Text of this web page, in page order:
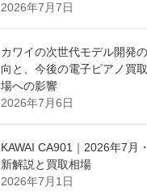
2026年7月7日
カワイの次世代モデル開発
向と、今後の電子ピアノ買
場への影響
2026年7月6日
KAWAI CA901｜2026年7月
新解説と買取相場
2026年7月1日